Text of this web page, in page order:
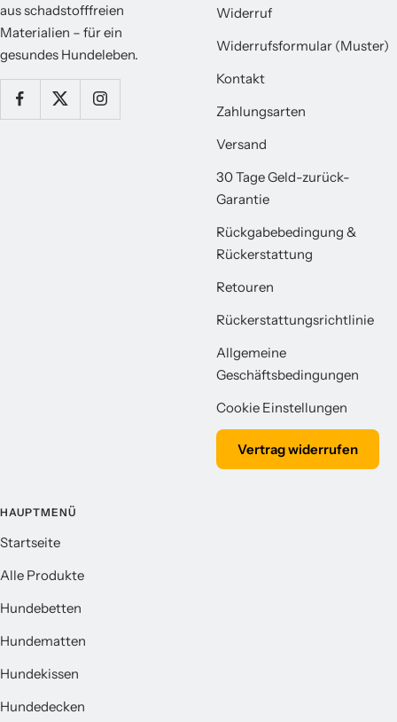
aus schadstofffreien
Materialien – für ein
gesundes Hundeleben.
Widerruf
Widerrufsformular (Muster)
Kontakt
Zahlungsarten
Versand
30 Tage Geld-zurück-
Garantie
Rückgabebedingung &
Rückerstattung
Retouren
Rückerstattungsrichtlinie
Allgemeine
Geschäftsbedingungen
Cookie Einstellungen
Vertrag widerrufen
HAUPTMENÜ
Startseite
Alle Produkte
Hundebetten
Hundematten
Hundekissen
Hundedecken